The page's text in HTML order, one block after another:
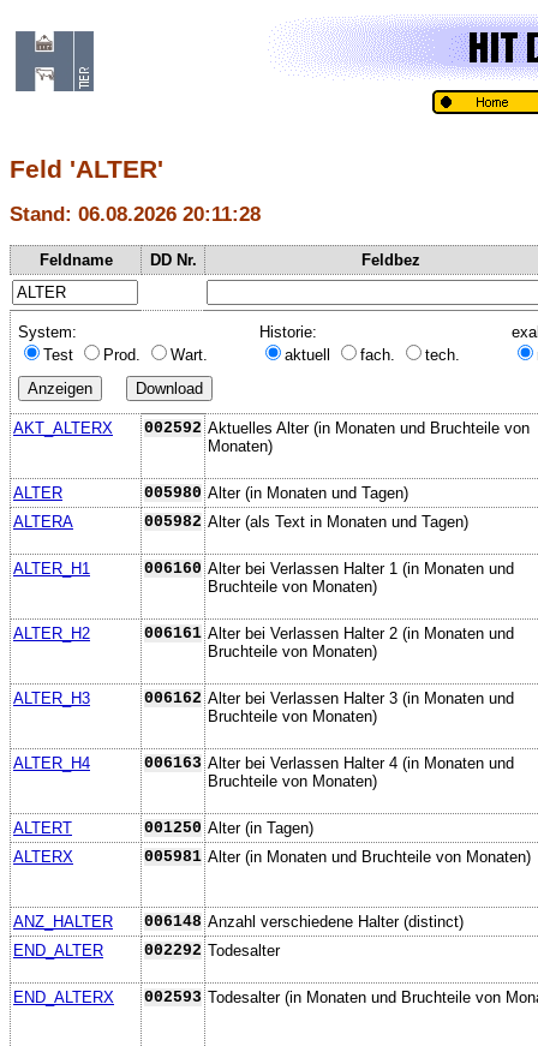
Feld 'ALTER'
Stand: 06.08.2026 20:11:28
Feldname DD Nr. Feldbez
System:
Test
Prod. Wart.
Historie:
aktuell
fach. tech.
AKT_ALTERX 002592 Aktuelles Alter (in Monaten und Bruchteile von
Monaten)
ALTER 005980 Alter (in Monaten und Tagen)
ALTERA
005982 Alter (als Text in Monaten und Tagen)
ALTER_H1 006160 Alter bei Verlassen Halter 1 (in Monaten und
Bruchteile von Monaten)
ALTER_H2 006161 Alter bei Verlassen Halter 2 (in Monaten und
Bruchteile von Monaten)
ALTER_H3 006162 Alter bei Verlassen Halter 3 (in Monaten und
Bruchteile von Monaten)
ALTER_H4 006163 Alter bei Verlassen Halter 4 (in Monaten und
Bruchteile von Monaten)
ALTERT 001250 Alter (in Tagen)
ALTERX
005981 Alter (in Monaten und Bruchteile von Monaten)
ANZ_HALTER 006148 Anzahl verschiedene Halter (distinct)
END_ALTER
002292 Todesalter
END_ALTERX 002593 Todesalter (in Monaten und Bruchteile von